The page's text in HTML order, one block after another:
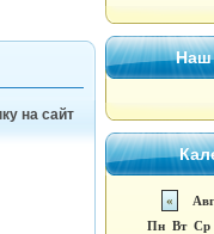
на сайт
Наш
«
Пн Вт Ср